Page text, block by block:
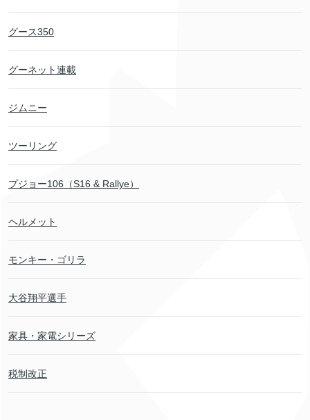
グース350
グーネット連載
ジムニー
ツーリング
プジョー106（S16 & Rallye）
ヘルメット
モンキー・ゴリラ
大谷翔平選手
家具・家電シリーズ
税制改正